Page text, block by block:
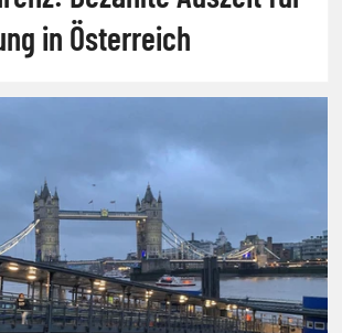
in Österreich